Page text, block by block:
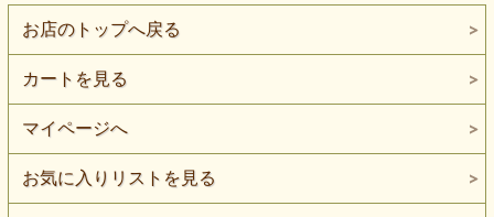
お店のトップへ戻る
カートを見る
マイページへ
お気に入りリストを見る